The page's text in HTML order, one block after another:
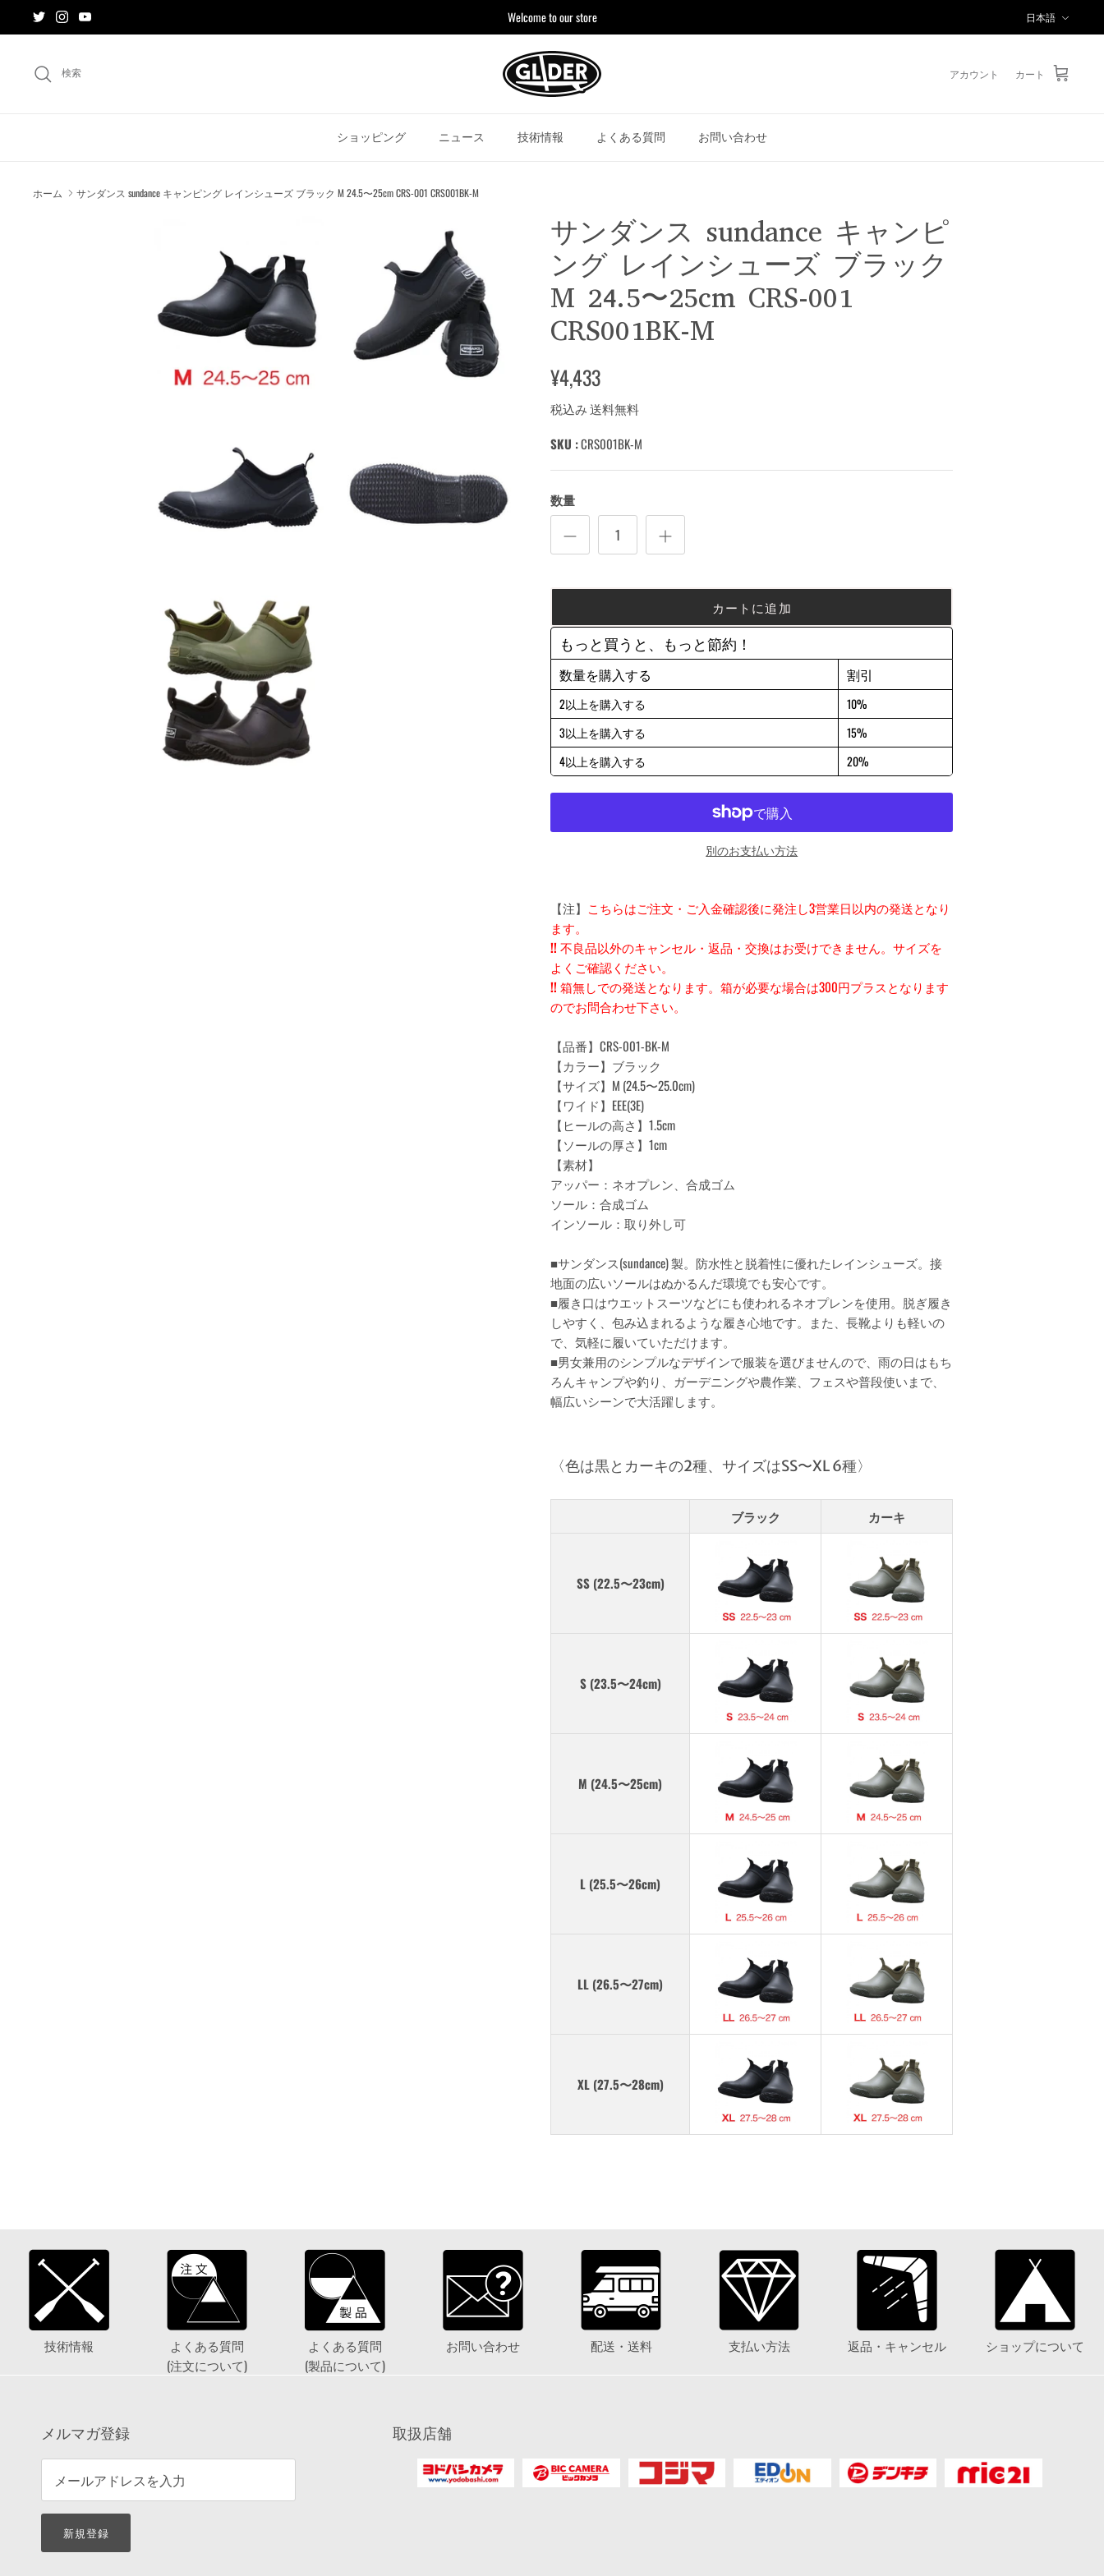
Welcome to our store
語
日本語
検索 アカウント カート
ショッピング ニュース 技術情報 よくある質問 お問い合わせ
ホーム サンダンス sundance キャンピング レインシューズ ブラック M 24.5〜25cm CRS-001 CRS001BK-M
サンダンス sundance キャンピ
ング レインシューズ ブラック
M 24.5〜25cm CRS-001
CRS001BK-M
¥4,433
税込み 送料無料
SKU :CRS001BK-M
数量
カートに追加
もっと買うと、もっと節約！
数量を購入する 割引
2以上を購入する
10%
3以上を購入する
15%
4以上を購入する
20%
別のお支払い方法
【注】 こちらはご注文・ご入金確認後に発注し3営業日以内の発送となり
ます。
!!不良品以外のキャンセル・返品・交換はお受けできません。サイズを
よくご確認ください。
!!箱無しでの発送となります。箱が必要な場合は300円プラスとなります
のでお問合わせ下さい。
【品番】CRS-001-BK-M
【カラー】ブラック
【サイズ】M (24.5〜25.0cm)
【ワイド】EEE(3E)
【ヒールの高さ】1.5cm
【ソールの厚さ】1cm
【素材】
アッパー：ネオプレン、合成ゴム
ソール：合成ゴム
インソール：取り外し可
■サンダンス(sundance) 製。防水性と脱着性に優れたレインシューズ。接
地面の広いソールはぬかるんだ環境でも安心です。
■履き口はウエットスーツなどにも使われるネオプレンを使用。脱ぎ履き
しやすく、包み込まれるような履き心地です。また、長靴よりも軽いの
で、気軽に履いていただけます。
■男女兼用のシンプルなデザインで服装を選びませんので、雨の日はもち
ろんキャンプや釣り、ガーデニングや農作業、フェスや普段使いまで、
幅広いシーンで大活躍します。
〈色は黒とカーキの2種、サイズはSS〜XL 6種〉
ブラック カーキ
SS (22.5〜23cm)
S (23.5〜24cm)
M (24.5〜25cm)
L (25.5〜26cm)
LL (26.5〜27cm)
XL (27.5〜28cm)
技術情報
よくある質問
(注文について)
よくある質問
(製品について)
お問い合わせ 配送・送料 支払い方法 返品・キャンセル ショップについて
メルマガ登録
新規登録
取扱店舗